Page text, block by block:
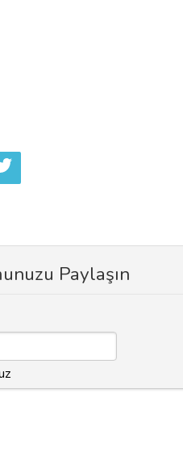
Paylaşın